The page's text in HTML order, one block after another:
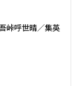
峠呼世晴／集英